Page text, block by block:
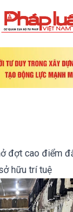
đợt cao điểm
hữu trí tuệ